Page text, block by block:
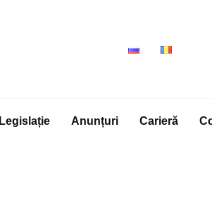
Legislație Anunțuri Carieră